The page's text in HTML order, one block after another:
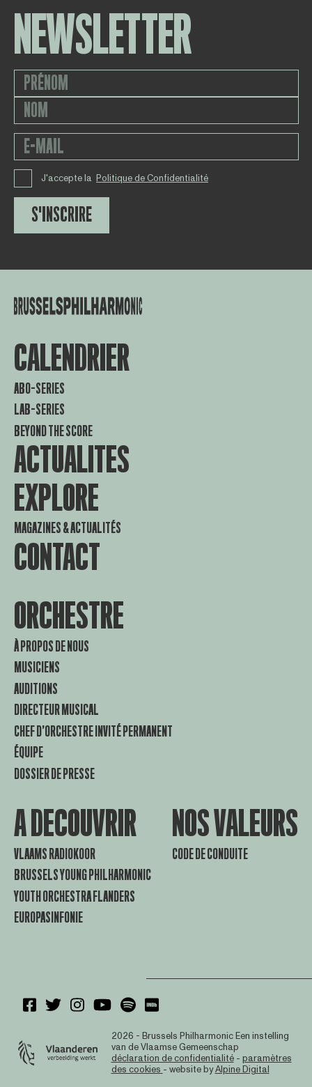
NEWSLETTER
J'accepte la Politique de Confidentialité
S'INSCRIRE
CALENDRIER
ABO-SERIES
LAB-SERIES
BEYOND THE SCORE
ACTUALITES
EXPLORE
MAGAZINES & ACTUALITÉS
CONTACT
ORCHESTRE
À PROPOS DE NOUS
MUSICIENS
AUDITIONS
DIRECTEUR MUSICAL
CHEF D’ORCHESTRE INVITÉ PERMANENT
ÉQUIPE
DOSSIER DE PRESSE
A DECOUVRIR
VLAAMS RADIOKOOR
BRUSSELS YOUNG PHILHARMONIC
YOUTH ORCHESTRA FLANDERS
EUROPASINFONIE
NOS VALEURS
CODE DE CONDUITE
2026 - Brussels PhilharmonicEen instelling
van de Vlaamse Gemeenschap
déclaration de confidentialité- paramètres
des cookies - website byAlpine Digital